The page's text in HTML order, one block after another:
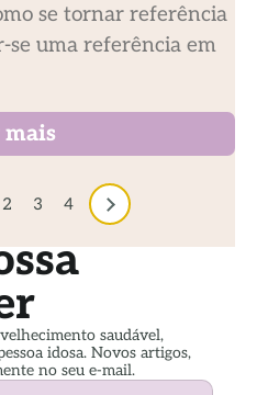
se tornar referência
se uma referência em
mais
2 3 4
saudável,
idosa. Novos artigos,
no seu e-mail.